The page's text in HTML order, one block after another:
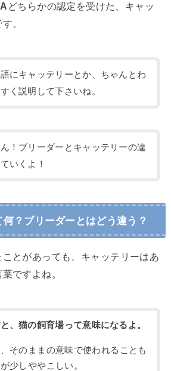
どちらかの認定を受けた、キャッ
。
にキャッテリーとか、ちゃんとわ
く説明して下さいね。
！ブリーダーとキャッテリーの違
いくよ！
？ブリーダーとはどう違う？
とがあっても、キャッテリーはあ
ですよね。
、猫の飼育場って意味になるよ。
そのままの意味で使われることも
少しややこしい。